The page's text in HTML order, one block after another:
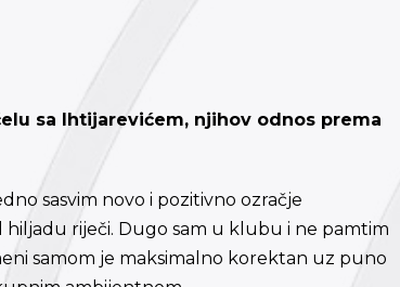
sa Ihtijarevićem, njihov odnos prema
sasvim novo i pozitivno ozračje
hiljadu riječi. Dugo sam u klubu i ne pamtim
samom je maksimalno korektan uz puno